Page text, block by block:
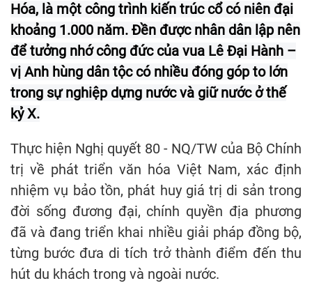
Hóa, là một công trình kiến trúc cổ có niên đại
khoảng 1.000 năm. Đền được nhân dân lập nên
để tưởng nhớ công đức của vua Lê Đại Hành –
vị Anh hùng dân tộc có nhiều đóng góp to lớn
trong sự nghiệp dựng nước và giữ nước ở thế
kỷ X.
Thực hiện Nghị quyết 80 - NQ/TW của Bộ Chính
trị về phát triển văn hóa Việt Nam, xác định
nhiệm vụ bảo tồn, phát huy giá trị di sản trong
đời sống đương đại, chính quyền địa phương
đã và đang triển khai nhiều giải pháp đồng bộ,
từng bước đưa di tích trở thành điểm đến thu
hút du khách trong và ngoài nước.